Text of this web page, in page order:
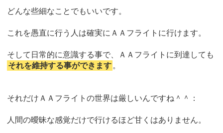
どんな些細なことでもいいです。
これを愚直に行う人は確実にＡＡフライトに行けます。
そして日常的に意識する事で、ＡＡフライトに到達しても
それを維持する事ができます 。
それだけＡＡフライトの世界は厳しいんですね＾＾：
人間の曖昧な感覚だけで行けるほど甘くはありません。